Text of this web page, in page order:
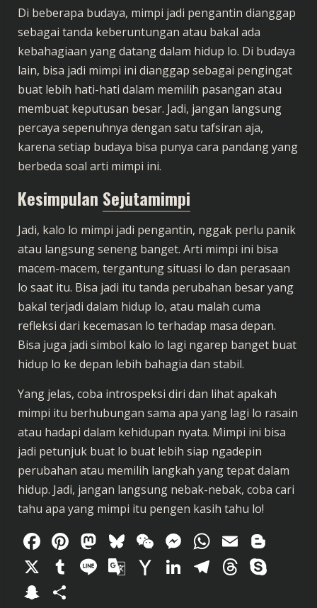
Di beberapa budaya, mimpi jadi pengantin dianggap
sebagai tanda keberuntungan atau bakal ada
kebahagiaan yang datang dalam hidup lo. Di budaya
lain, bisa jadi mimpi ini dianggap sebagai pengingat
buat lebih hati-hati dalam memilih pasangan atau
membuat keputusan besar. Jadi, jangan langsung
percaya sepenuhnya dengan satu tafsiran aja,
karena setiap budaya bisa punya cara pandang yang
berbeda soal arti mimpi ini.
Kesimpulan Sejutamimpi
Jadi, kalo lo mimpi jadi pengantin, nggak perlu panik
atau langsung seneng banget. Arti mimpi ini bisa
macem-macem, tergantung situasi lo dan perasaan
lo saat itu. Bisa jadi itu tanda perubahan besar yang
bakal terjadi dalam hidup lo, atau malah cuma
refleksi dari kecemasan lo terhadap masa depan.
Bisa juga jadi simbol kalo lo lagi ngarep banget buat
hidup lo ke depan lebih bahagia dan stabil.
Yang jelas, coba introspeksi diri dan lihat apakah
mimpi itu berhubungan sama apa yang lagi lo rasain
atau hadapi dalam kehidupan nyata. Mimpi ini bisa
jadi petunjuk buat lo buat lebih siap ngadepin
perubahan atau memilih langkah yang tepat dalam
hidup. Jadi, jangan langsung nebak-nebak, coba cari
tahu apa yang mimpi itu pengen kasih tahu lo!
Facebook
Pinterest
Mastodon
Bluesky
WeChat
Messenger
Email
X
Tumblr
LineGoogle
YahooLinkedIn
Telegram
Snapchat